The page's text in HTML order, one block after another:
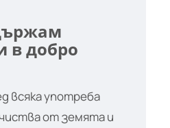
в добро
всяка употреба
от земята и